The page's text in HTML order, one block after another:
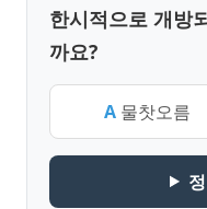
한시적으로 개방
까요?
A 물찻오름